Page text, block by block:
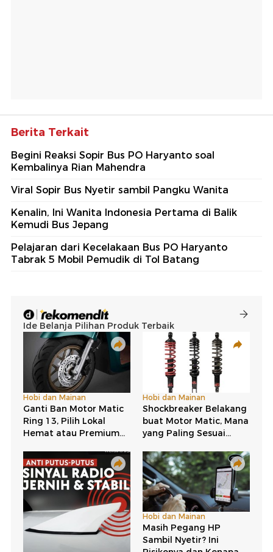
Berita Terkait
Begini Reaksi Sopir Bus PO Haryanto soal
Kembalinya Rian Mahendra
Viral Sopir Bus Nyetir sambil Pangku Wanita
Kenalin, Ini Wanita Indonesia Pertama di Balik
Kemudi Bus Jepang
Pelajaran dari Kecelakaan Bus PO Haryanto
Tabrak 5 Mobil Pemudik di Tol Batang